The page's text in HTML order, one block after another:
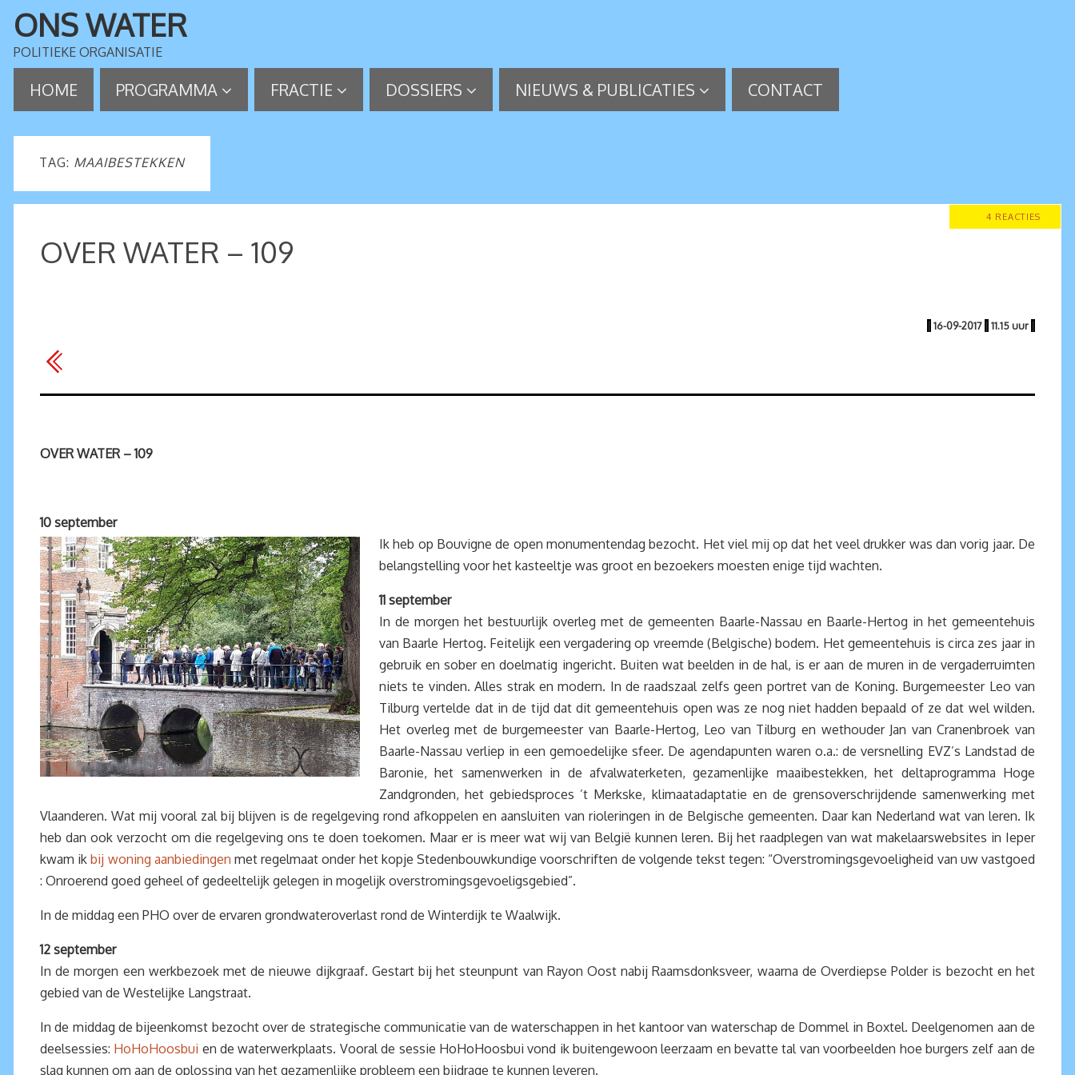
ONS WATER
POLITIEKE ORGANISATIE
HOME PROGRAMMA FRACTIE DOSSIERS NIEUWS & PUBLICATIES CONTACT
TAG: MAAIBESTEKKEN
4 REACTIES
OVER WATER – 109
| 16-09-2017 | 11.15 uur |
OVER WATER – 109
10 september
Ik heb op Bouvigne de open monumentendag bezocht. Het viel mij op dat het veel drukker was dan vorig jaar. De
belangstelling voor het kasteeltje was groot en bezoekers moesten enige tijd wachten.
11 september
In de morgen het bestuurlijk overleg met de gemeenten Baarle-Nassau en Baarle-Hertog in het gemeentehuis
van Baarle Hertog. Feitelijk een vergadering op vreemde (Belgische) bodem. Het gemeentehuis is circa zes jaar in
gebruik en sober en doelmatig ingericht. Buiten wat beelden in de hal, is er aan de muren in de vergaderruimten
niets te vinden. Alles strak en modern. In de raadszaal zelfs geen portret van de Koning. Burgemeester Leo van
Tilburg vertelde dat in de tijd dat dit gemeentehuis open was ze nog niet hadden bepaald of ze dat wel wilden.
Het overleg met de burgemeester van Baarle-Hertog, Leo van Tilburg en wethouder Jan van Cranenbroek van
Baarle-Nassau verliep in een gemoedelijke sfeer. De agendapunten waren o.a.: de versnelling EVZ’s Landstad de
Baronie, het samenwerken in de afvalwaterketen, gezamenlijke maaibestekken, het deltaprogramma Hoge
Zandgronden, het gebiedsproces ’t Merkske, klimaatadaptatie en de grensoverschrijdende samenwerking met
Vlaanderen. Wat mij vooral zal bij blijven is de regelgeving rond afkoppelen en aansluiten van rioleringen in de Belgische gemeenten. Daar kan Nederland wat van leren. Ik
heb dan ook verzocht om die regelgeving ons te doen toekomen. Maar er is meer wat wij van België kunnen leren. Bij het raadplegen van wat makelaarswebsites in Ieper
kwam ikbij woning aanbiedingen met regelmaat onder het kopje Stedenbouwkundige voorschriften de volgende tekst tegen: “Overstromingsgevoeligheid van uw vastgoed
: Onroerend goed geheel of gedeeltelijk gelegen in mogelijk overstromingsgevoeligsgebied”.
In de middag een PHO over de ervaren grondwateroverlast rond de Winterdijk te Waalwijk.
12 september
In de morgen een werkbezoek met de nieuwe dijkgraaf. Gestart bij het steunpunt van Rayon Oost nabij Raamsdonksveer, waarna de Overdiepse Polder is bezocht en het
gebied van de Westelijke Langstraat.
In de middag de bijeenkomst bezocht over de strategische communicatie van de waterschappen in het kantoor van waterschap de Dommel in Boxtel. Deelgenomen aan de
deelsessies: HoHoHoosbui en de waterwerkplaats. Vooral de sessie HoHoHoosbui vond ik buitengewoon leerzaam en bevatte tal van voorbeelden hoe burgers zelf aan de
slag kunnen om aan de oplossing van het gezamenlijke probleem een bijdrage te kunnen leveren.